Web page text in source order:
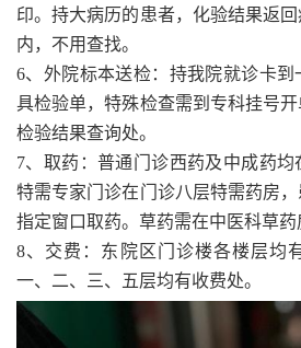
印。持大病历的患者，化验结果返
内，不用查找。
6、外院标本送检：持我院就诊卡
具检验单，特殊检查需到专科挂号
检验结果查询处。
7、取药：普通门诊西药及中成药均
特需专家门诊在门诊八层特需药房
指定窗口取药。草药需在中医科草药
8、交费：东院区门诊楼各楼层均
一、二、三、五层均有收费处。